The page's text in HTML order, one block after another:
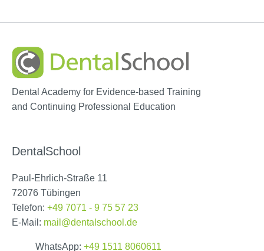
Dental Academy for Evidence-based Training
and Continuing Professional Education
DentalSchool
Paul-Ehrlich-Straße 11
72076 Tübingen
Telefon: +49 7071 - 9 75 57 23
E-Mail: mail@dentalschool.de
WhatsApp: +49 1511 8060611